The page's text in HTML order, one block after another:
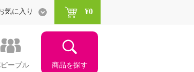
ピープル 商品を探す
気に入り ¥0